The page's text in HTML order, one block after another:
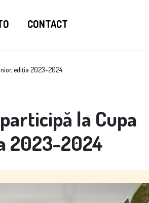
CONTACT
ediția 2023-2024
la Cupa
2023-2024